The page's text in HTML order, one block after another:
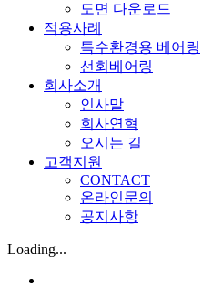
도면 다운로드
적용사례
특수환경용 베어링
선회베어링
회사소개
인사말
회사연혁
오시는 길
고객지원
CONTACT
온라인문의
공지사항
Loading...